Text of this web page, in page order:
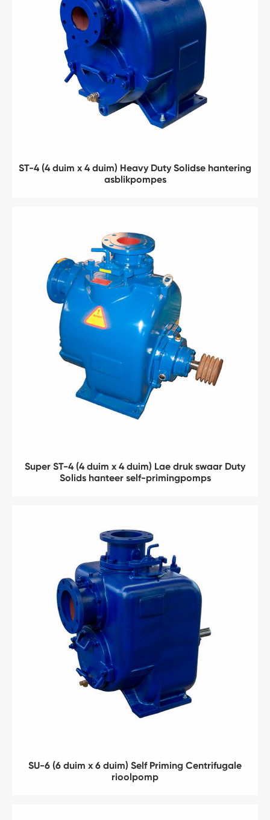
ST-4 (4 duim x 4 duim) Heavy Duty Solidse hantering
asblikpompes
Super ST-4 (4 duim x 4 duim) Lae druk swaar Duty
Solids hanteer self-primingpomps
SU-6 (6 duim x 6 duim) Self Priming Centrifugale
rioolpomp